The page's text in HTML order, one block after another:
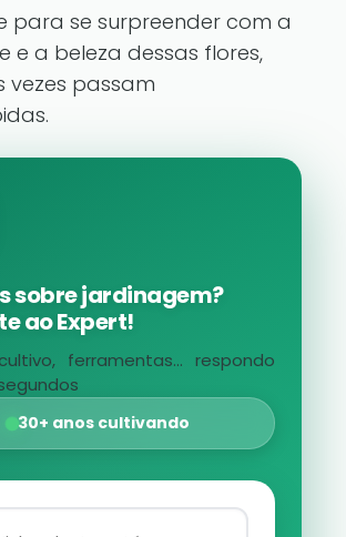
para se surpreender com a
e a beleza dessas flores,
vezes passam
sobre jardinagem?
ao Expert!
ferramentas... respondo
30+ anos cultivando